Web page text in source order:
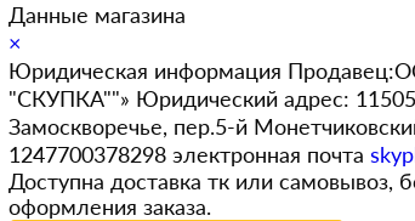
Данные магазина
×
Юридическая информация
"СКУПКА""» Юридический адрес:
Замоскворечье, пер.5-й
1247700378298 электронная почта
Доступна доставка тк или
оформления заказа.